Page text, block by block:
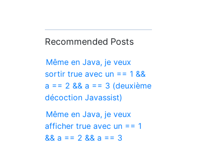
Recommended Posts
Même en Java, je veux
sortir true avec un == 1 &&
a == 2 && a == 3 (deuxième
décoction Javassist)
Même en Java, je veux
afficher true avec un == 1
&& a == 2 && a == 3